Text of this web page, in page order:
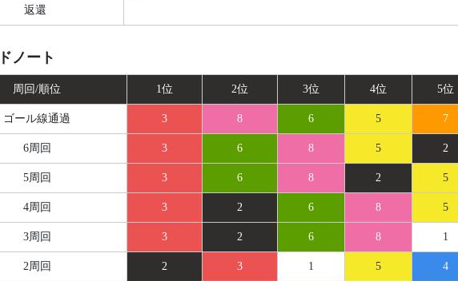
返還
ノート
周回/順位 1位 2位 3位 4位 5位
ゴール線通過 3 8 6 5 7
6周回 3 6 8 5 2
5周回 3 6 8 2 5
4周回 3 2 6 8 5
3周回 3 2 6 8 1
2周回 2 3 1 5 4